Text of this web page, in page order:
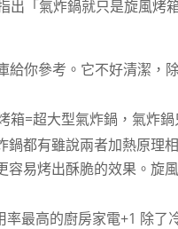
出「氣炸鍋就只是旋風烤
給你參考。它不好清潔，
箱=超大型氣炸鍋，氣炸
鍋都有雖說兩者加熱原理
容易烤出酥脆的效果。旋
率最高的廚房家電+1 除了